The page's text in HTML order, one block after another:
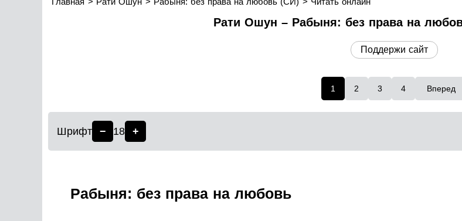
Рати Ошун – Рабыня: без права на
Поддержи сайт
1 2 3 4 Вперед
Шрифт − 18 +
Рабыня: без права на любовь